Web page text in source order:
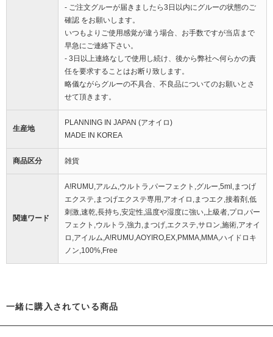
- ご注文グルーが届きましたら3日以内にグルーの状態のご
確認 をお願いします。
いつもよりご使用感覚が違う場合、お手数ですが当店まで
早急にご連絡下さい。
- 3日以上連絡なしで使用し続け、後から弊社へ何らかの責
任を要求することはお断り致します。
略儀ながらグルーの不具合、不良品についてのお願いとさ
せて頂きます。
生産地
PLANNING IN JAPAN (アオイロ)
MADE IN KOREA
商品区分 雑貨
関連ワード
A!RUMU,アルム,ウルトラ,パーフェクト,グルー,5ml,まつげ
エクステ,まつげエクステ専用,アオイロ,まつエク,接着剤,低
刺激,速乾,長持ち,安定性,温度や湿度に強い,上級者,プロ,パー
フェクト,ウルトラ,強力,まつげ,エクステ,サロン,施術,アオイ
ロ,アイルム,A!RUMU,AOYIRO,EX,PMMA,MMA,ハイドロキ
ノン,100%,Free
一緒に購入されている商品